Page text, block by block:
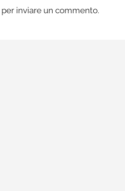
per inviare un commento.